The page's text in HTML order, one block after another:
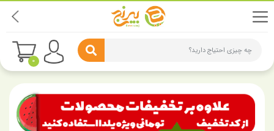
چه چیزی احتیاج دارید؟
0